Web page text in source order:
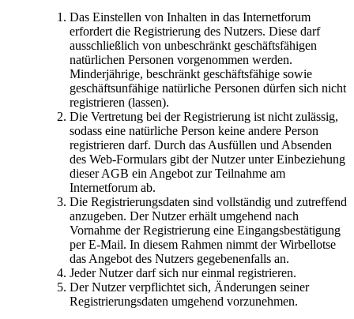
Das Einstellen von Inhalten in das Internetforum
erfordert die Registrierung des Nutzers. Diese darf
ausschließlich von unbeschränkt geschäftsfähigen
natürlichen Personen vorgenommen werden.
Minderjährige, beschränkt geschäftsfähige sowie
geschäftsunfähige natürliche Personen dürfen sich nicht
registrieren (lassen).
Die Vertretung bei der Registrierung ist nicht zulässig,
sodass eine natürliche Person keine andere Person
registrieren darf. Durch das Ausfüllen und Absenden
des Web-Formulars gibt der Nutzer unter Einbeziehung
dieser AGB ein Angebot zur Teilnahme am
Internetforum ab.
Die Registrierungsdaten sind vollständig und zutreffend
anzugeben. Der Nutzer erhält umgehend nach
Vornahme der Registrierung eine Eingangsbestätigung
per E-Mail. In diesem Rahmen nimmt der Wirbellotse
das Angebot des Nutzers gegebenenfalls an.
Jeder Nutzer darf sich nur einmal registrieren.
Der Nutzer verpflichtet sich, Änderungen seiner
Registrierungsdaten umgehend vorzunehmen.